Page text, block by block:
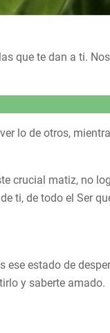
que te dan a ti.
lo de otros,
crucial matiz, no
ti, de todo el Ser
estado de
y saberte amado.